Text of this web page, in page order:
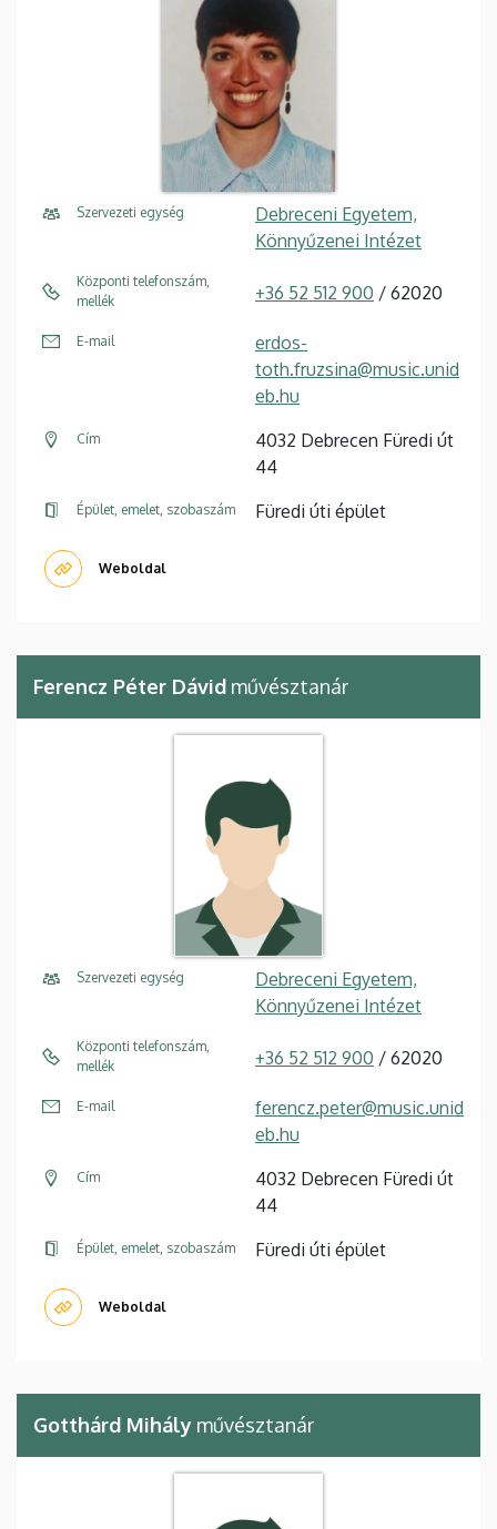
Szervezeti egység
Debreceni Egyetem,
Könnyűzenei Intézet
Központi telefonszám,
mellék
+36 52 512 900 / 62020
E-mail
erdos-
toth.fruzsina@music.unid
eb.hu
Cím
4032 Debrecen Füredi út
44
Épület, emelet, szobaszám Füredi úti épület
Weboldal
Ferencz Péter Dávid művésztanár
Szervezeti egység
Debreceni Egyetem,
Könnyűzenei Intézet
Központi telefonszám,
mellék
+36 52 512 900 / 62020
E-mail
ferencz.peter@music.unid
eb.hu
Cím
4032 Debrecen Füredi út
44
Épület, emelet, szobaszám Füredi úti épület
Weboldal
Gotthárd Mihály művésztanár